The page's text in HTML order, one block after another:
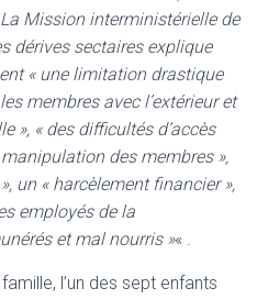
Mission interministérielle de
dérives sectaires explique
« une limitation drastique
membres avec l’extérieur et
», « des difficultés d’accès
des membres »,
un « harcèlement financier »,
employés de la
et mal nourris »« .
l’un des sept enfants